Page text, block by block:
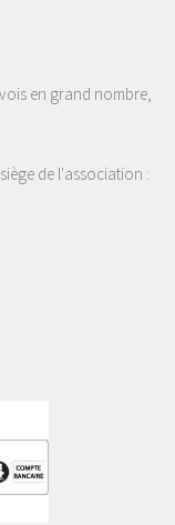
en grand nombre,
de l'association :